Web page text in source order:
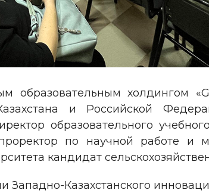
холдингом
и Российской
образовательного
по научной работе и
кандидат
Западно-Казахстанского